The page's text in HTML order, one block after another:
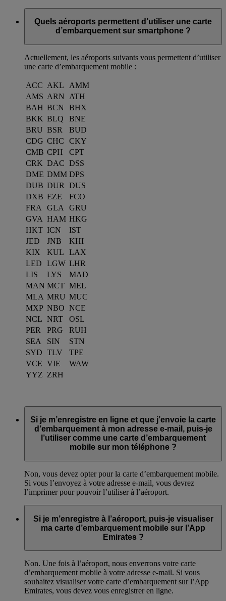
Quels aéroports permettent d’utiliser une carte
d’embarquement sur smartphone ?
Actuellement, les aéroports suivants vous permettent d’utiliser
une carte d’embarquement mobile :
ACC AKL
AMM
AMS ARN
ATH
BAH BCN
BHX
BKK BLQ
BNE
BRU BSR
BUD
CDG CHC
CKY
CMB CPH
CPT
CRK DAC DSS
DME DMM DPS
DUB DUR
DUS
DXB EZE
FCO
FRA
GLA
GRU
GVA HAM HKG
HKT ICN
IST
JED
JNB
KHI
KIX
KUL
LAX
LED
LGW LHR
LIS
LYS
MAD
MAN MCT MEL
MLA MRU MUC
MXP NBO NCE
NCL NRT
OSL
PER
PRG
RUH
SEA
SIN
STN
SYD TLV
TPE
VCE VIE
WAW
YYZ ZRH
Si je m’enregistre en ligne et que j’envoie la carte
d’embarquement à mon adresse e-mail, puis-je
l’utiliser comme une carte d’embarquement
mobile sur mon téléphone ?
Non, vous devez opter pour la carte d’embarquement mobile.
Si vous l’envoyez à votre adresse e-mail, vous devrez
l’imprimer pour pouvoir l’utiliser à l’aéroport.
Si je m’enregistre à l’aéroport, puis-je visualiser
ma carte d’embarquement mobile sur l’App
Emirates ?
Non. Une fois à l’aéroport, nous enverrons votre carte
d’embarquement mobile à votre adresse e-mail. Si vous
souhaitez visualiser votre carte d’embarquement sur l’App
Emirates, vous devez vous enregistrer en ligne.